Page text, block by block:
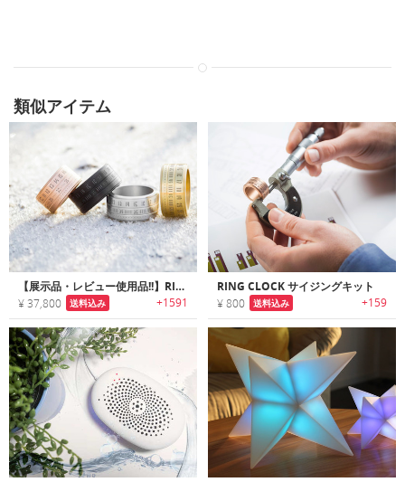
類似アイテム
【展示品・レビュー使用品!!】RING CLOCK｜光で時を刻む、ただ一つの指輪。究極のスタイリッシュ・ガジェット「リングクロック」
¥ 37,800 送料込み +1591
RING CLOCK サイジングキット
¥ 800 送料込み +159